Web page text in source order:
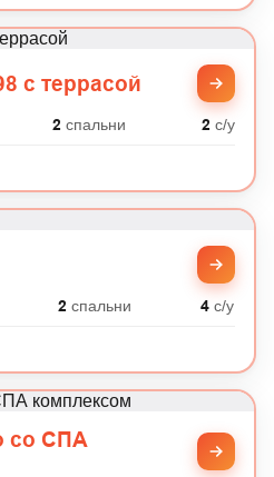
с террасой
2 спальни 2 с/у
2 спальни 4 с/у
со СПА